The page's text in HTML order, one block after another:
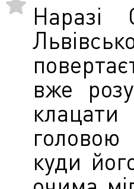
Наразі
вже
головою
куди